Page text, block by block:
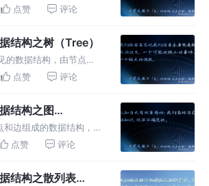
个堆里，我们可以存储
是固定的，而是可以根
点赞 评论
结构之树（Tree）
的数据结构，由节点
组成。树的节点通过边
点（除了根节点）。树
，即
点赞 评论
结构之图
边组成的数据结构，用
的关系。常见的图结构
点赞 评论
结构之散列表